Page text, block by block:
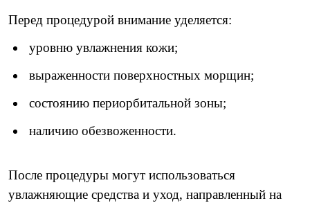
Перед процедурой внимание уделяется:
уровню увлажнения кожи;
выраженности поверхностных морщин;
состоянию периорбитальной зоны;
наличию обезвоженности.
После процедуры могут использоваться
увлажняющие средства и уход, направленный на